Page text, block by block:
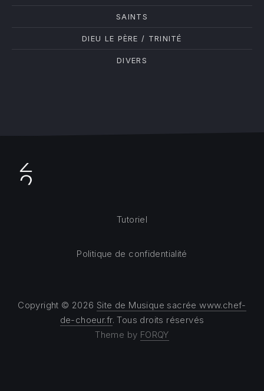
SAINTS
DIEU LE PÈRE / TRINITÉ
DIVERS
Copyright © 2026 Site de Musique sacrée www.chef-
de-choeur.fr. Tous droits réservés
Theme by FORQY
Tutoriel
Politique de confidentialité